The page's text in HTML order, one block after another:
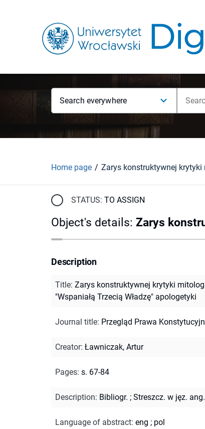
Search everywhere
Home page
STATUS: TO ASSIGN
Object's details: Zarys
Description
Title: Zarys konstruktywnej krytyki
"Wspaniałą Trzecią Władzę" apologetyki
Journal title: Przegląd Prawa
Creator: Ławniczak, Artur
Pages: s. 67-84
Description: Bibliogr. ; Streszcz. w jęz.
Language of abstract: eng ; pol